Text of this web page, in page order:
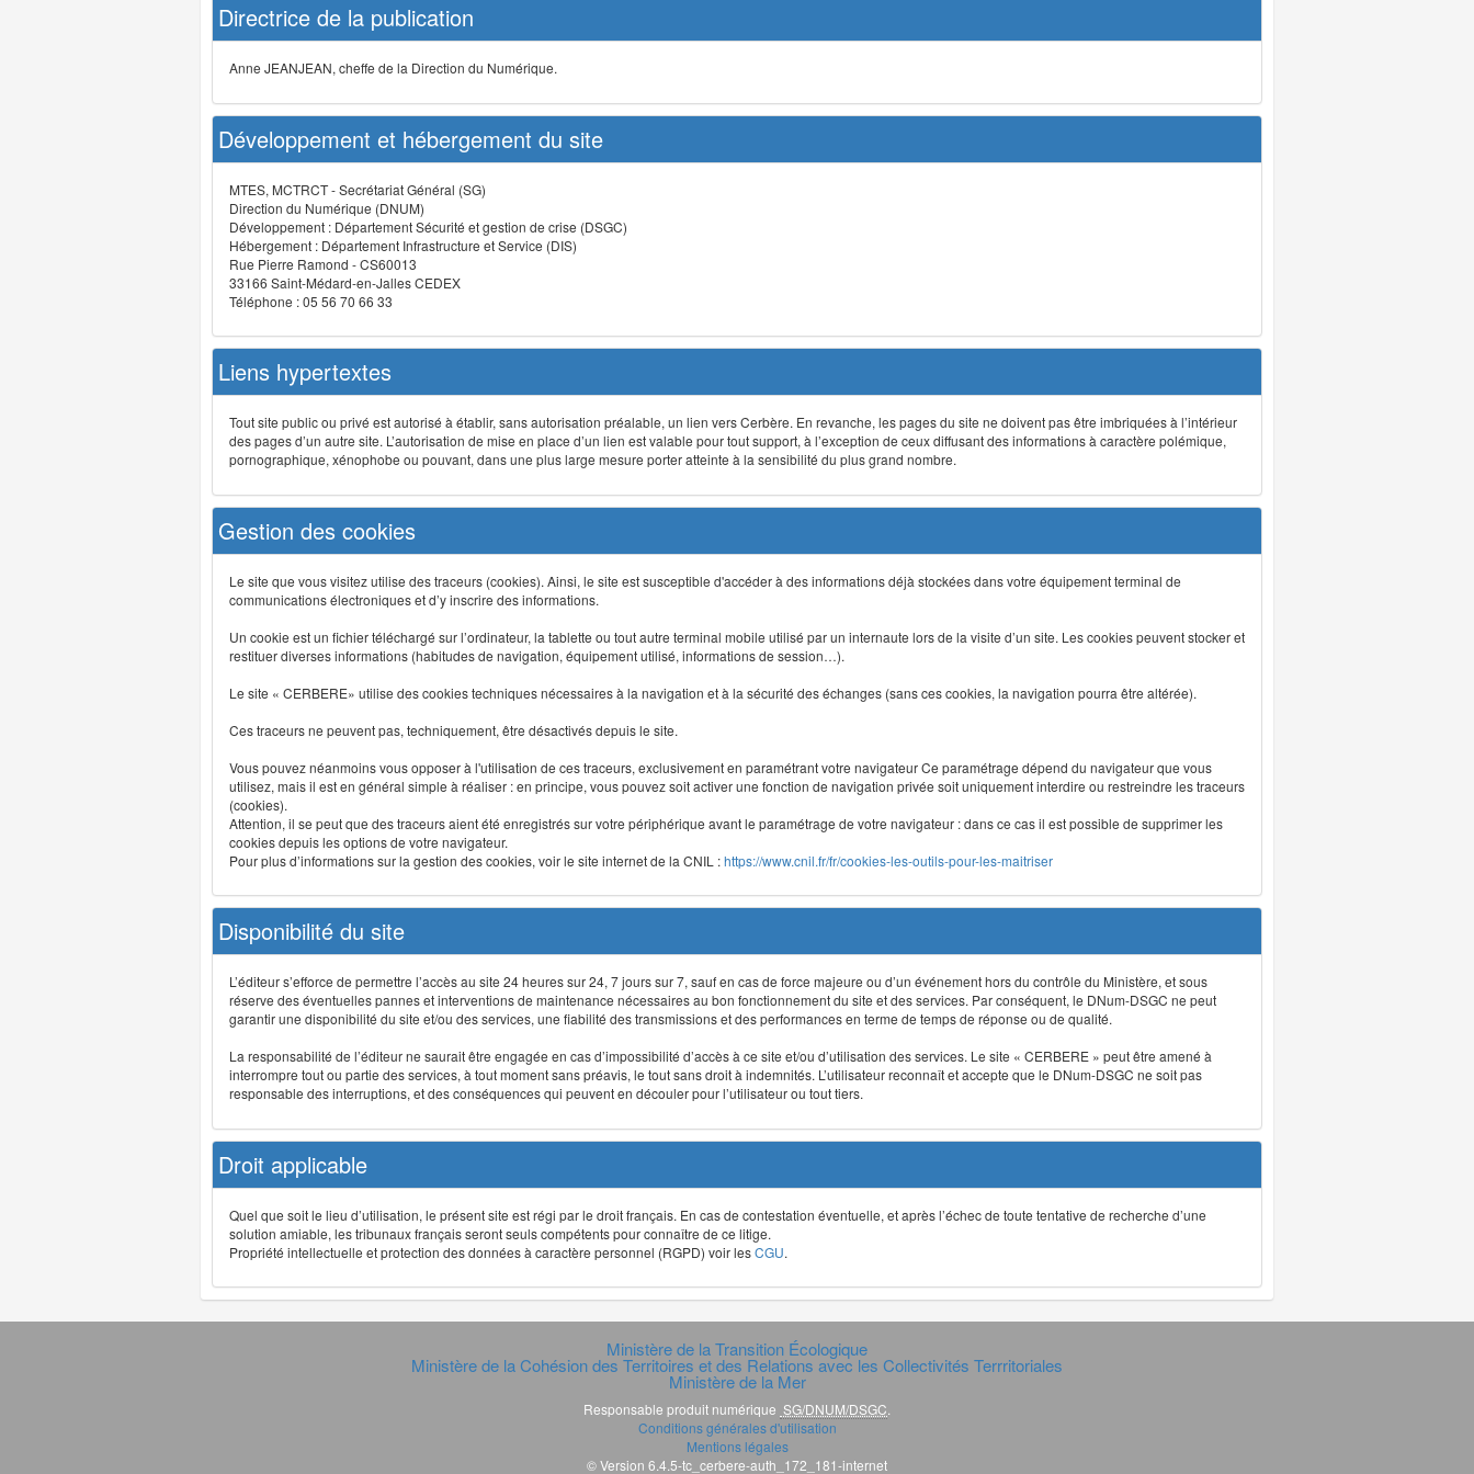
Directrice de la publication
Anne JEANJEAN, cheffe de la Direction du Numérique.
Développement et hébergement du site
MTES, MCTRCT - Secrétariat Général (SG)
Direction du Numérique (DNUM)
Développement : Département Sécurité et gestion de crise (DSGC)
Hébergement : Département Infrastructure et Service (DIS)
Rue Pierre Ramond - CS60013
33166 Saint-Médard-en-Jalles CEDEX
Téléphone : 05 56 70 66 33
Liens hypertextes
Tout site public ou privé est autorisé à établir, sans autorisation préalable, un lien vers Cerbère. En revanche, les pages du site ne doivent pas être imbriquées à l’intérieur
des pages d’un autre site. L’autorisation de mise en place d’un lien est valable pour tout support, à l’exception de ceux diffusant des informations à caractère polémique,
pornographique, xénophobe ou pouvant, dans une plus large mesure porter atteinte à la sensibilité du plus grand nombre.
Gestion des cookies
Le site que vous visitez utilise des traceurs (cookies). Ainsi, le site est susceptible d'accéder à des informations déjà stockées dans votre équipement terminal de
communications électroniques et d’y inscrire des informations.
Un cookie est un fichier téléchargé sur l’ordinateur, la tablette ou tout autre terminal mobile utilisé par un internaute lors de la visite d’un site. Les cookies peuvent stocker et
restituer diverses informations (habitudes de navigation, équipement utilisé, informations de session…).
Le site « CERBERE» utilise des cookies techniques nécessaires à la navigation et à la sécurité des échanges (sans ces cookies, la navigation pourra être altérée).
Ces traceurs ne peuvent pas, techniquement, être désactivés depuis le site.
Vous pouvez néanmoins vous opposer à l'utilisation de ces traceurs, exclusivement en paramétrant votre navigateur Ce paramétrage dépend du navigateur que vous
utilisez, mais il est en général simple à réaliser : en principe, vous pouvez soit activer une fonction de navigation privée soit uniquement interdire ou restreindre les traceurs
(cookies).
Attention, il se peut que des traceurs aient été enregistrés sur votre périphérique avant le paramétrage de votre navigateur : dans ce cas il est possible de supprimer les
cookies depuis les options de votre navigateur.
Pour plus d’informations sur la gestion des cookies, voir le site internet de la CNIL :https://www.cnil.fr/fr/cookies-les-outils-pour-les-maitriser
Disponibilité du site
L’éditeur s’efforce de permettre l’accès au site 24 heures sur 24, 7 jours sur 7, sauf en cas de force majeure ou d’un événement hors du contrôle du Ministère, et sous
réserve des éventuelles pannes et interventions de maintenance nécessaires au bon fonctionnement du site et des services. Par conséquent, le DNum-DSGC ne peut
garantir une disponibilité du site et/ou des services, une fiabilité des transmissions et des performances en terme de temps de réponse ou de qualité.
La responsabilité de l’éditeur ne saurait être engagée en cas d’impossibilité d’accès à ce site et/ou d’utilisation des services. Le site « CERBERE » peut être amené à
interrompre tout ou partie des services, à tout moment sans préavis, le tout sans droit à indemnités. L’utilisateur reconnaît et accepte que le DNum-DSGC ne soit pas
responsable des interruptions, et des conséquences qui peuvent en découler pour l’utilisateur ou tout tiers.
Droit applicable
Quel que soit le lieu d’utilisation, le présent site est régi par le droit français. En cas de contestation éventuelle, et après l’échec de toute tentative de recherche d’une
solution amiable, les tribunaux français seront seuls compétents pour connaître de ce litige.
Propriété intellectuelle et protection des données à caractère personnel (RGPD) voir lesCGU.
Ministère de la Transition Écologique
Ministère de la Cohésion des Territoires et des Relations avec les Collectivités Terrritoriales
Ministère de la Mer
Responsable produit numérique SG/DNUM/DSGC
Conditions générales d'utilisation
Mentions légales
© Version 6.4.5-tc_cerbere-auth_172_181-internet